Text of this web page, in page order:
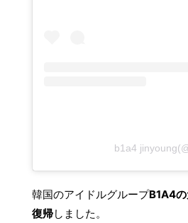
b1a4
韓国のアイドルグループB1A4
復帰しました。